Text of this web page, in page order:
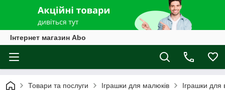
Інтернет магазин Abo
Товари та послуги Іграшки для малюків Іграшки для